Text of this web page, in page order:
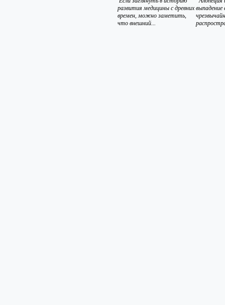
развития медицины с древних
времен, можно заметить,
что внешний...
выпадение